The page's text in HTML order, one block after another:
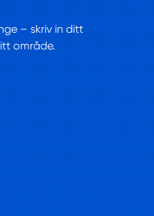
– skriv in ditt
område.